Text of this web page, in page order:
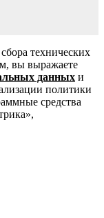
технических
вы выражаете
данных и
политики
средства